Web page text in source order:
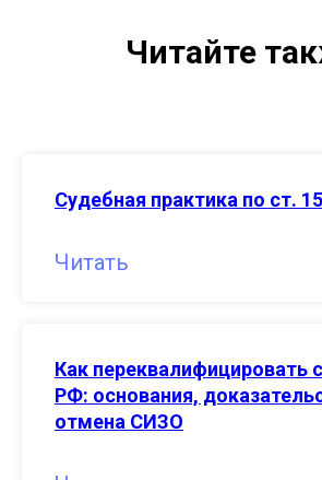
Читайте
Судебная практика по ст.
Читать
Как переквалифицировать
РФ: основания,
отмена СИЗО